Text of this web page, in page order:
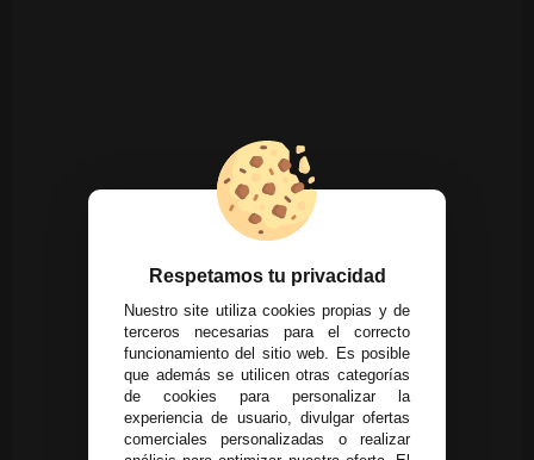
Respetamos tu privacidad
Nuestro site utiliza cookies propias y de
terceros necesarias para el correcto
funcionamiento del sitio web. Es posible
que además se utilicen otras categorías
de cookies para personalizar la
experiencia de usuario, divulgar ofertas
comerciales personalizadas o realizar